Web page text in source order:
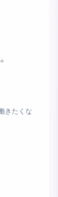
きたくな